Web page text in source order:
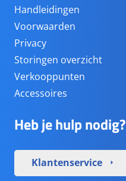
Handleidingen
Voorwaarden
Privacy
Storingen overzicht
Verkooppunten
Accessoires
Heb je hulp nodig?
Klantenservice arrow_right